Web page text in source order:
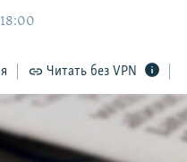
Читать без VPN